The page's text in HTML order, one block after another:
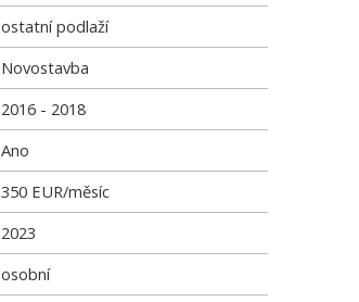
ostatní podlaží
Novostavba
2016 - 2018
Ano
350 EUR/měsíc
2023
osobní